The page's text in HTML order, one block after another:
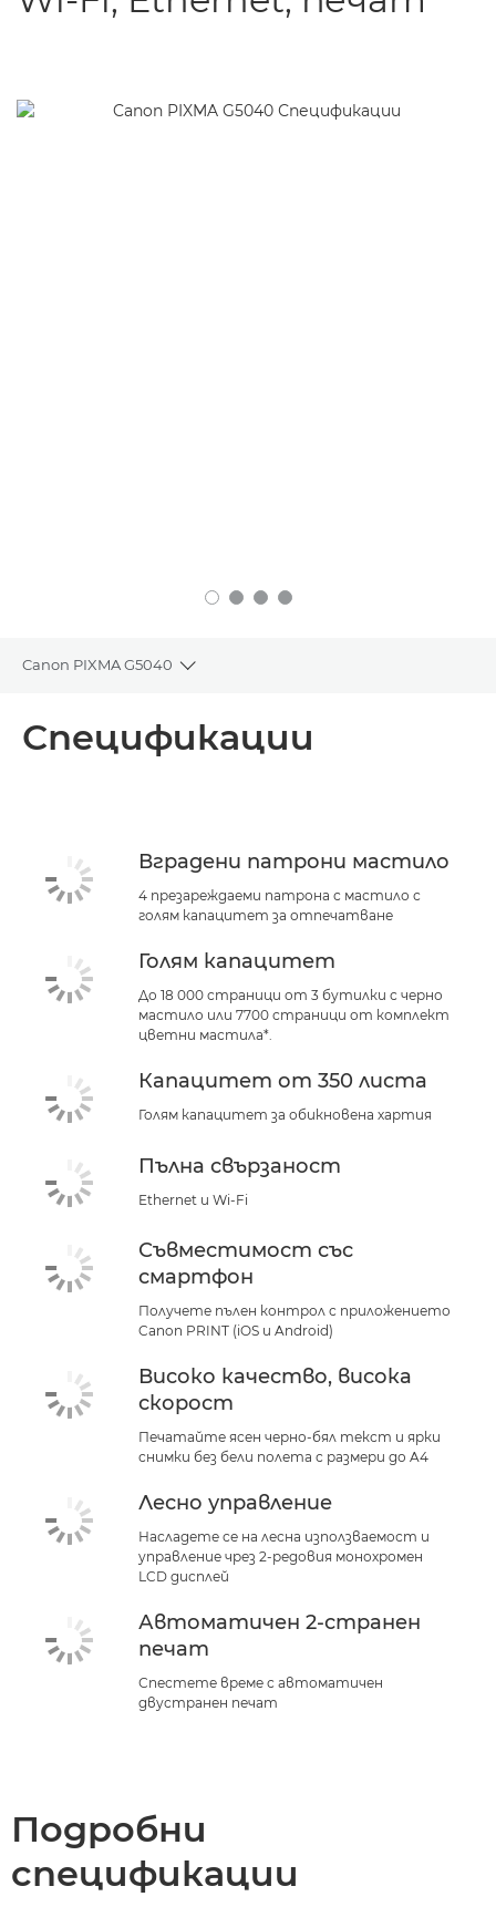
Canon PIXMA G5040
Toggle breadcrumbs
КУПЕТЕ МАСТИЛО
Спецификации
Вградени патрони мастило
4 презареждаеми патрона с мастило с
голям капацитет за отпечатване
Голям капацитет
До 18 000 страници от 3 бутилки с черно
мастило или 7700 страници от комплект
цветни мастила*.
Капацитет от 350 листа
Голям капацитет за обикновена хартия
Пълна свързаност
Ethernet и Wi-Fi
Съвместимост със
смартфон
Получете пълен контрол с приложението
Canon PRINT (iOS и Android)
Високо качество, висока
скорост
Печатайте ясен черно-бял текст и ярки
снимки без бели полета с размери до A4
Лесно управление
Насладете се на лесна използваемост и
управление чрез 2-редовия монохромен
LCD дисплей
Автоматичен 2-странeн
печат
Спестете време с автоматичен
двустранен печат
Подробни
спецификации